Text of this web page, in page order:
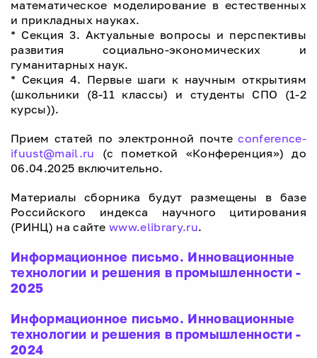
математическое моделирование в естественных
и прикладных науках.
* Секция 3. Актуальные вопросы и перспективы
развития социально-экономических и
гуманитарных наук.
* Секция 4. Первые шаги к научным открытиям
(школьники (8-11 классы) и студенты СПО (1-2
курсы)).
Прием статей по электронной почтеconference-
ifuust@mail.ru (c пометкой «Конференция») до
06.04.2025 включительно.
Материалы сборника будут размещены в базе
Российского индекса научного цитирования
(РИНЦ) на сайтеwww.elibrary.ru.
Информационное письмо. Инновационные
технологии и решения в промышленности -
2025
Информационное письмо. Инновационные
технологии и решения в промышленности -
2024